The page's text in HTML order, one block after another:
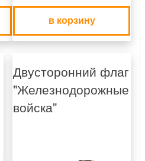
в корзину
Двусторонний флаг
"Железнодорожные
войска"